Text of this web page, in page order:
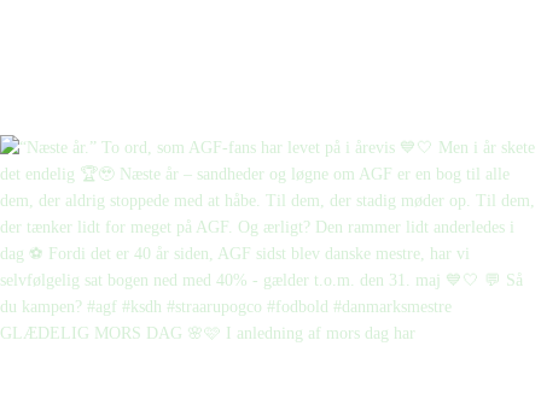
GLÆDELIG MORS DAG 🌸🩷 I anledning af mors dag har